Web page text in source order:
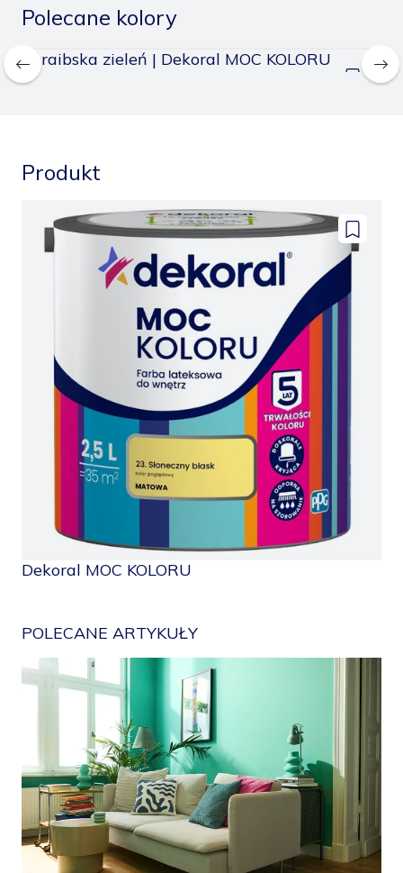
Polecane kolory
Dodaj
Karaibska zieleń | Dekoral MOC KOLORU
Produkt
Dodaj
do
Dekoral MOC KOLORU
POLECANE ARTYKUŁY